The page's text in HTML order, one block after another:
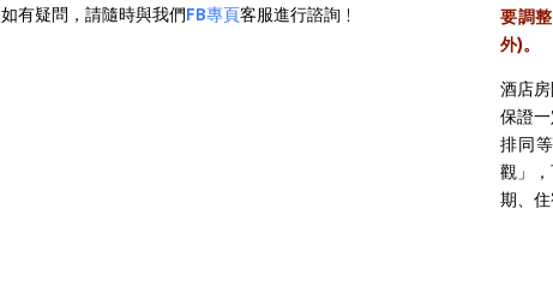
如有疑問，請隨時與我們FB專頁客服進行諮詢﹗
要調
外)。
酒店
保證
排同
觀」
期、